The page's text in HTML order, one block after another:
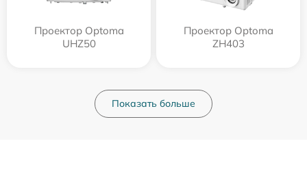
Проектор Optoma
UHZ50
Проектор Optoma
ZH403
Показать больше